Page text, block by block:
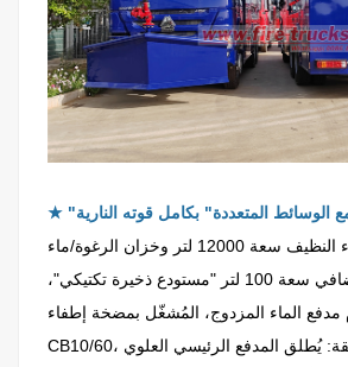
★
الوسائط المتعددة" بكامل قوته النارية
يُشكّل خزان الماء النظيف سعة 12000 لتر وخزان الرغوة/ماء
الفلفل/الصبغة الإضافي سعة 100 لتر "مستودع ذخيرة تكتيكي"،
مدفع الماء المزدوج، المُشغّل بمضخة إطفاء
CB10/60، تحقيق ضربات دقيقة: يُطلق المدفع الرئيسي العلوي